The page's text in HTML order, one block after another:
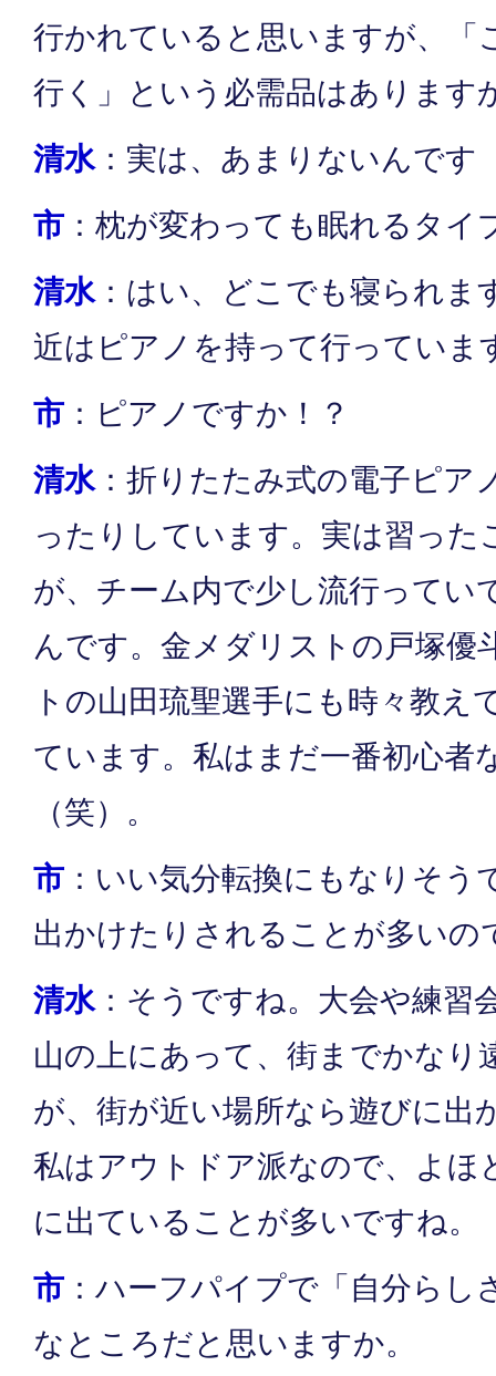
行かれていると思いますが、「
行く」という必需品はあります
清水：実は、あまりないんです
市 ：枕が変わっても眠れるタイ
清水：はい、どこでも寝られま
近はピアノを持って行っていま
市 ：ピアノですか！？
清水：折りたたみ式の電子ピア
ったりしています。実は習った
が、チーム内で少し流行ってい
んです。金メダリストの戸塚優
トの山田琉聖選手にも時々教え
ています。私はまだ一番初心者
（笑）。
市 ：いい気分転換にもなりそう
出かけたりされることが多いの
清水：そうですね。大会や練習
山の上にあって、街までかなり
が、街が近い場所なら遊びに出
私はアウトドア派なので、よほ
に出ていることが多いですね。
市 ：ハーフパイプで「自分らし
なところだと思いますか。